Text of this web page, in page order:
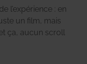
l’expérience : en
un film, mais
ça, aucun scroll